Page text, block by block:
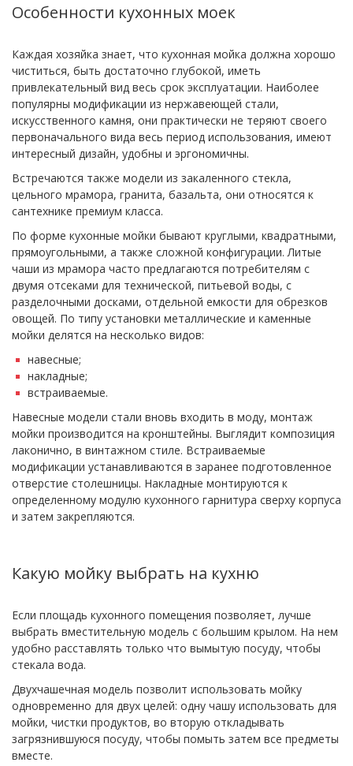
Особенности кухонных моек
Каждая хозяйка знает, что кухонная мойка должна хорошо
чиститься, быть достаточно глубокой, иметь
привлекательный вид весь срок эксплуатации. Наиболее
популярны модификации из нержавеющей стали,
искусственного камня, они практически не теряют своего
первоначального вида весь период использования, имеют
интересный дизайн, удобны и эргономичны.
Встречаются также модели из закаленного стекла,
цельного мрамора, гранита, базальта, они относятся к
сантехнике премиум класса.
По форме кухонные мойки бывают круглыми, квадратными,
прямоугольными, а также сложной конфигурации. Литые
чаши из мрамора часто предлагаются потребителям с
двумя отсеками для технической, питьевой воды, с
разделочными досками, отдельной емкости для обрезков
овощей. По типу установки металлические и каменные
мойки делятся на несколько видов:
навесные;
накладные;
встраиваемые.
Навесные модели стали вновь входить в моду, монтаж
мойки производится на кронштейны. Выглядит композиция
лаконично, в винтажном стиле. Встраиваемые
модификации устанавливаются в заранее подготовленное
отверстие столешницы. Накладные монтируются к
определенному модулю кухонного гарнитура сверху корпуса
и затем закрепляются.
Какую мойку выбрать на кухню
Если площадь кухонного помещения позволяет, лучше
выбрать вместительную модель с большим крылом. На нем
удобно расставлять только что вымытую посуду, чтобы
стекала вода.
Двухчашечная модель позволит использовать мойку
одновременно для двух целей: одну чашу использовать для
мойки, чистки продуктов, во вторую откладывать
загрязнившуюся посуду, чтобы помыть затем все предметы
вместе.